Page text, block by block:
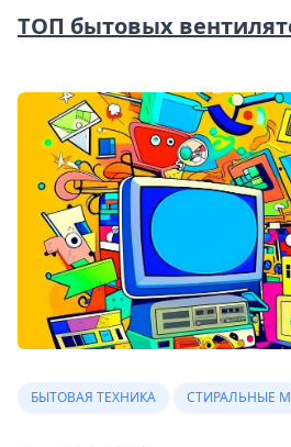
ТОП бытовых
БЫТОВАЯ ТЕХНИКА СТИРАЛЬНЫЕ